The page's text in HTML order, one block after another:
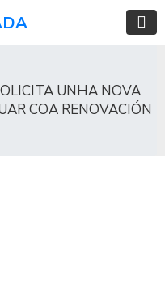
UNHA NOVA
COA RENOVACIÓN